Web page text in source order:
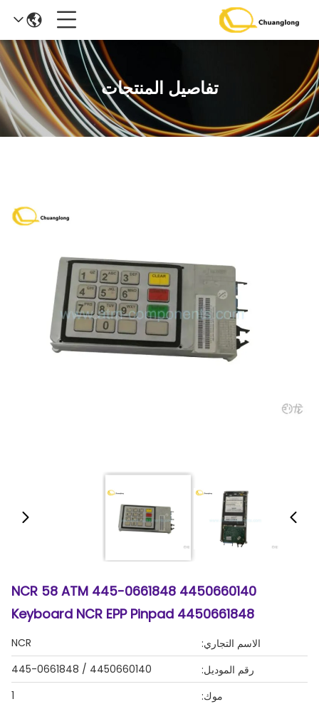
تفاصيل المنتجات
4450660140 445-0661848 NCR 58 ATM
Keyboard NCR EPP Pinpad 4450661848
الاسم التجاري:
NCR
رقم الموديل:
4450660140 / 445-0661848
موك:
1